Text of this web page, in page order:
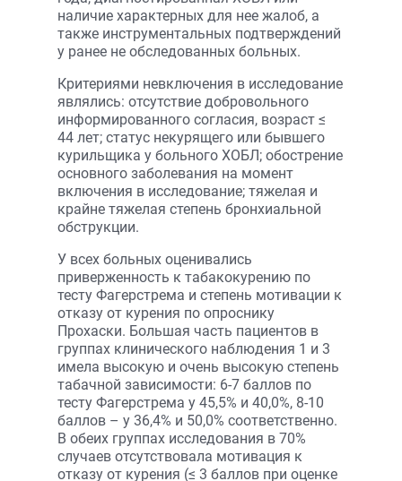
наличие характерных для нее жалоб, а
также инструментальных подтверждений
у ранее не обследованных больных.
Критериями невключения в исследование
являлись: отсутствие добровольного
информированного согласия, возраст ≤
44 лет; статус некурящего или бывшего
курильщика у больного ХОБЛ; обострение
основного заболевания на момент
включения в исследование; тяжелая и
крайне тяжелая степень бронхиальной
обструкции.
У всех больных оценивались
приверженность к табакокурению по
тесту Фагерстрема и степень мотивации к
отказу от курения по опроснику
Прохаски. Большая часть пациентов в
группах клинического наблюдения 1 и 3
имела высокую и очень высокую степень
табачной зависимости: 6-7 баллов по
тесту Фагерстрема у 45,5% и 40,0%, 8-10
баллов – у 36,4% и 50,0% соответственно.
В обеих группах исследования в 70%
случаев отсутствовала мотивация к
отказу от курения (≤ 3 баллов при оценке